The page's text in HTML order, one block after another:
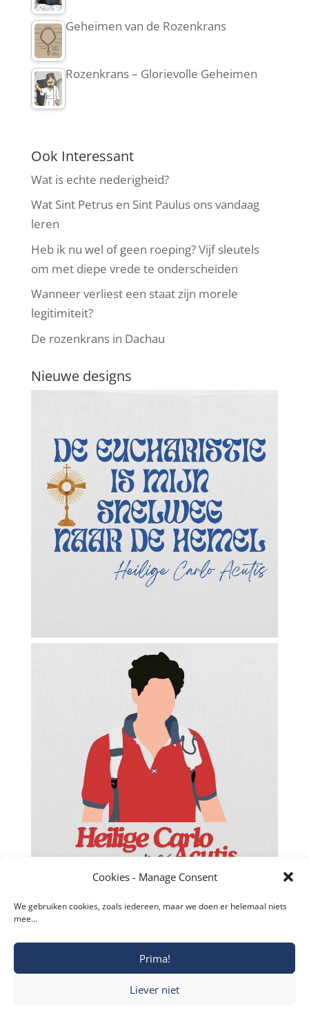
Cookies - Manage Consent
We gebruiken cookies, zoals iedereen, maar we doen er helemaal niets
mee…
Prima!
Liever niet
Geheimen van de Rozenkrans
Rozenkrans – Glorievolle Geheimen
Ook Interessant
Wat is echte nederigheid?
Wat Sint Petrus en Sint Paulus ons vandaag
leren
Heb ik nu wel of geen roeping? Vijf sleutels
om met diepe vrede te onderscheiden
Wanneer verliest een staat zijn morele
legitimiteit?
De rozenkrans in Dachau
Nieuwe designs